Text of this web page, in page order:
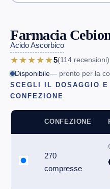
Farmacia
Acido Ascorbico
★★★★★5(114 recensioni)
Disponibile— pronto per la
SCEGLI IL DOSAGGIO
CONFEZIONE
CONFEZIONE
270
compresse